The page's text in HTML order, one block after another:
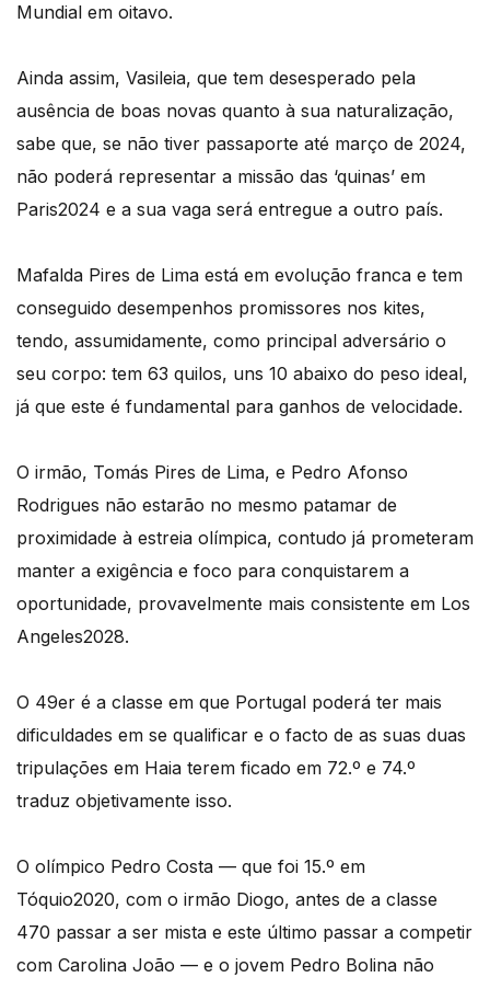
Mundial em oitavo.
Ainda assim, Vasileia, que tem desesperado pela
ausência de boas novas quanto à sua naturalização,
sabe que, se não tiver passaporte até março de 2024,
não poderá representar a missão das ‘quinas’ em
Paris2024 e a sua vaga será entregue a outro país.
Mafalda Pires de Lima está em evolução franca e tem
conseguido desempenhos promissores nos kites,
tendo, assumidamente, como principal adversário o
seu corpo: tem 63 quilos, uns 10 abaixo do peso ideal,
já que este é fundamental para ganhos de velocidade.
O irmão, Tomás Pires de Lima, e Pedro Afonso
Rodrigues não estarão no mesmo patamar de
proximidade à estreia olímpica, contudo já prometeram
manter a exigência e foco para conquistarem a
oportunidade, provavelmente mais consistente em Los
Angeles2028.
O 49er é a classe em que Portugal poderá ter mais
dificuldades em se qualificar e o facto de as suas duas
tripulações em Haia terem ficado em 72.º e 74.º
traduz objetivamente isso.
O olímpico Pedro Costa — que foi 15.º em
Tóquio2020, com o irmão Diogo, antes de a classe
470 passar a ser mista e este último passar a competir
com Carolina João — e o jovem Pedro Bolina não